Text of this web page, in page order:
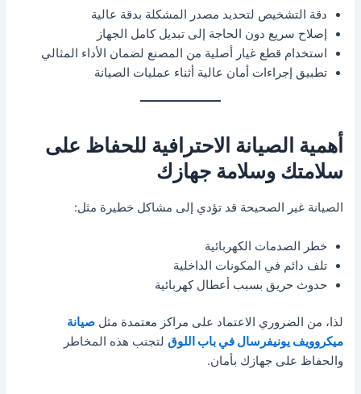
دقة التشخيص لتحديد مصدر المشكلة بدقة عالية
إصلاح سريع دون الحاجة إلى تبديل كامل الجهاز
استخدام قطع غيار أصلية من المصنع لضمان الأداء المثالي
تطبيق إجراءات أمان عالية أثناء عمليات الصيانة
أهمية الصيانة الاحترافية للحفاظ على
سلامتك وسلامة جهازك
الصيانة غير الصحيحة قد تؤدي إلى مشاكل خطيرة مثل:
خطر الصدمات الكهربائية
تلف دائم في المكونات الداخلية
حدوث حريق بسبب أعطال كهربائية
لذا، من الضروري الاعتماد على مراكز معتمدة مثلصيانة
ميكروويف يونيفرسال في باب اللوق لتجنب هذه المخاطر
والحفاظ على جهازك بأمان.